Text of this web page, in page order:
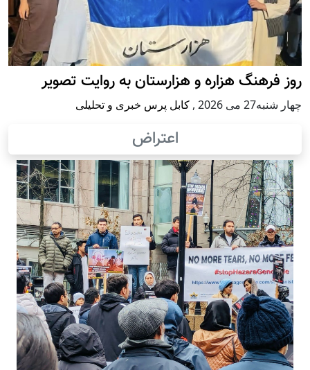
روز فرهنگ هزاره و هزارستان به روایت تصویر
چهار شنبه27 می 2026 , کابل پرس خبری و تحلیلی
اعتراض